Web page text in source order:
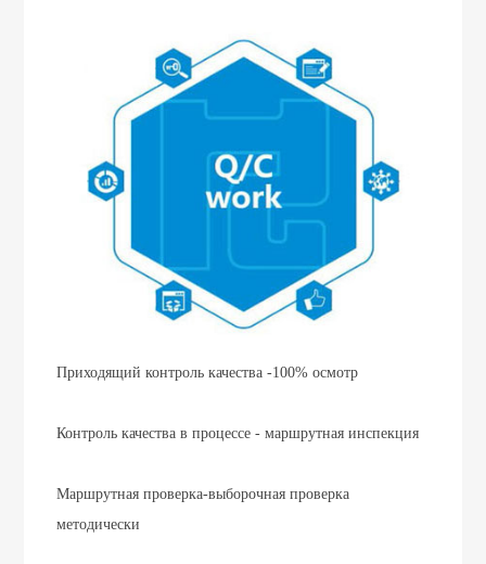
Приходящий контроль качества -100% осмотр
Контроль качества в процессе - маршрутная инспекция
Маршрутная проверка-выборочная проверка
методически